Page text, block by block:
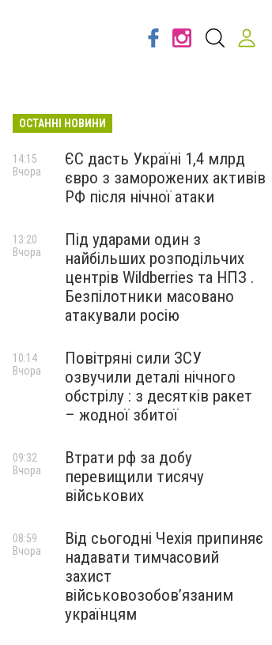
ОСТАННІ НОВИНИ
ЄС дасть Україні 1,4 млрд
євро з заморожених активів
РФ після нічної атаки
14:15
Вчора
Під ударами один з
найбільших розподільчих
центрів Wildberries та НПЗ .
Безпілотники масовано
атакували росію
13:20
Вчора
Повітряні сили ЗСУ
озвучили деталі нічного
обстрілу : з десятків ракет
– жодної збитої
10:14
Вчора
Втрати рф за добу
перевищили тисячу
військових
09:32
Вчора
Від сьогодні Чехія припиняє
надавати тимчасовий
захист
військовозобов’язаним
українцям
08:59
Вчора